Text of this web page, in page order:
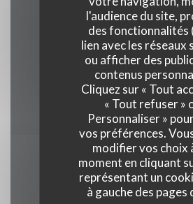
l'audience du site,
des fonctionnalités
lien avec les réseaux
ou afficher des
contenus
Cliquez sur « Tout
« Tout refuser »
Personnaliser »
vos préférences.
modifier vos choix
moment en cliquant
représentant un
à gauche des pages
Moyens de
Amex, Apple Pay, American
mobile, Sans Contact,
Titres restaurant, Espèces,